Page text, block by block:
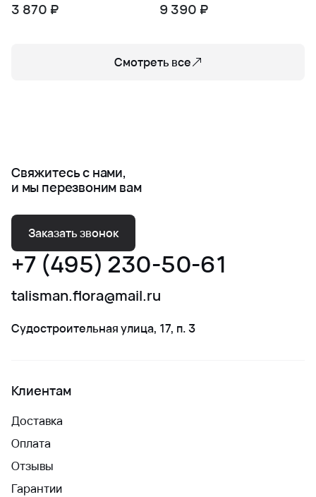
3 870 ₽ 9 390 ₽
Смотреть все
Свяжитесь с нами,
и мы перезвоним вам
Заказать звонок
+7 (495) 230-50-61
talisman.flora@mail.ru
Судостроительная улица, 17, п. 3
Клиентам
Доставка
Оплата
Отзывы
Гарантии